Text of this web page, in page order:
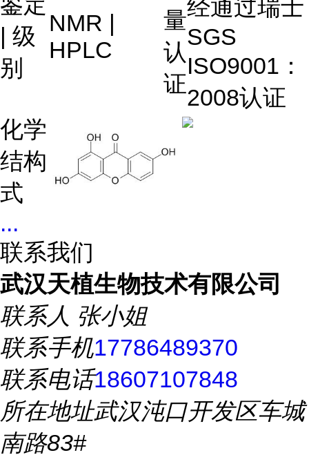
| 级
别
NMR |
HPLC
量
认
证
经通过瑞士
SGS
ISO9001：
2008认证
化学
结构
式
...
联系我们
武汉天植生物技术有限公司
联系人 张小姐
联系手机17786489370
联系电话18607107848
所在地址武汉沌口开发区车城
南路83#